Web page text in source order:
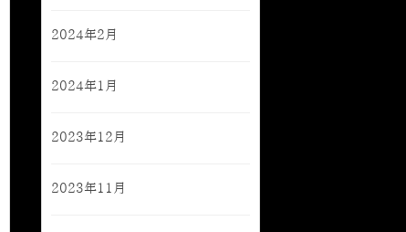
2024年2月
2024年1月
2023年12月
2023年11月